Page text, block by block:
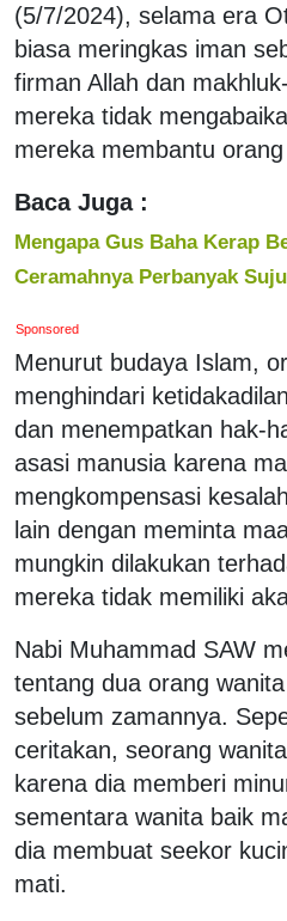
(5/7/2024), selama era
biasa meringkas iman
firman Allah dan
mereka tidak
mereka membantu
Baca Juga :
Mengapa Gus Baha Kerap
Ceramahnya Perbanyak
Sponsored
Menurut budaya Islam,
menghindari
dan menempatkan hak-
asasi manusia karena
mengkompensasi
lain dengan meminta
mungkin dilakukan
mereka tidak memiliki
Nabi Muhammad SAW
tentang dua orang
sebelum zamannya.
ceritakan, seorang
karena dia memberi
sementara wanita baik
dia membuat seekor
mati.